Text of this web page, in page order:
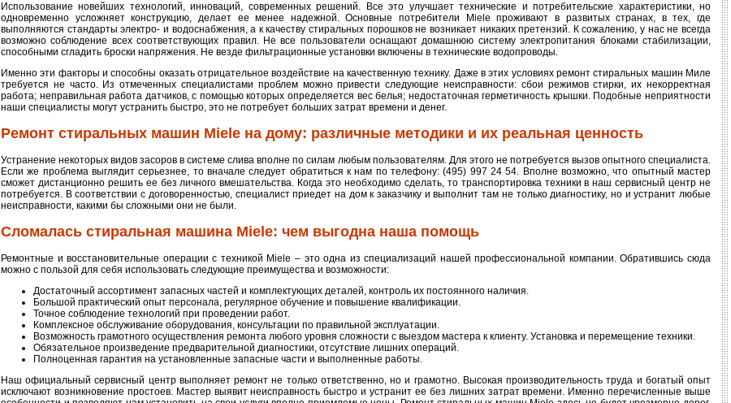
Использование новейших технологий, инноваций, современных решений. Все это улучшает технические и потребительские характеристики, но
одновременно усложняет конструкцию, делает ее менее надежной. Основные потребители Miele проживают в развитых странах, в тех, где
выполняются стандарты электро- и водоснабжения, а к качеству стиральных порошков не возникает никаких претензий. К сожалению, у нас не всегда
возможно соблюдение всех соответствующих правил. Не все пользователи оснащают домашнюю систему электропитания блоками стабилизации,
способными сгладить броски напряжения. Не везде фильтрационные установки включены в технические водопроводы.
Именно эти факторы и способны оказать отрицательное воздействие на качественную технику. Даже в этих условиях ремонт стиральных машин Миле
требуется не часто. Из отмеченных специалистами проблем можно привести следующие неисправности: сбои режимов стирки, их некорректная
работа; неправильная работа датчиков, с помощью которых определяется вес белья; недостаточная герметичность крышки. Подобные неприятности
наши специалисты могут устранить быстро, это не потребует больших затрат времени и денег.
Ремонт стиральных машин Miele на дому: различные методики и их реальная ценность
Устранение некоторых видов засоров в системе слива вполне по силам любым пользователям. Для этого не потребуется вызов опытного специалиста.
Если же проблема выглядит серьезнее, то вначале следует обратиться к нам по телефону: (495) 997 24 54. Вполне возможно, что опытный мастер
сможет дистанционно решить ее без личного вмешательства. Когда это необходимо сделать, то транспортировка техники в наш сервисный центр не
потребуется. В соответствии с договоренностью, специалист приедет на дом к заказчику и выполнит там не только диагностику, но и устранит любые
неисправности, какими бы сложными они не были.
Сломалась стиральная машина Miele: чем выгодна наша помощь
Ремонтные и восстановительные операции с техникой Miele – это одна из специализаций нашей профессиональной компании. Обратившись сюда
можно с пользой для себя использовать следующие преимущества и возможности:
Достаточный ассортимент запасных частей и комплектующих деталей, контроль их постоянного наличия.
Большой практический опыт персонала, регулярное обучение и повышение квалификации.
Точное соблюдение технологий при проведении работ.
Комплексное обслуживание оборудования, консультации по правильной эксплуатации.
Возможность грамотного осуществления ремонта любого уровня сложности с выездом мастера к клиенту. Установка и перемещение техники.
Обязательное произведение предварительной диагностики, отсутствие лишних операций.
Полноценная гарантия на установленные запасные части и выполненные работы.
Наш официальный сервисный центр выполняет ремонт не только ответственно, но и грамотно. Высокая производительность труда и богатый опыт
исключают возникновение простоев. Мастер выявит неисправность быстро и устранит ее без лишних затрат времени. Именно перечисленные выше